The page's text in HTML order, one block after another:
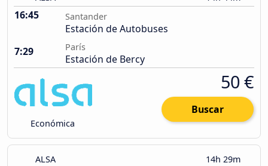
16:45 Santander
Estación de Autobuses
7:29
París
Estación de Bercy
Económica
50 €
Buscar
ALSA 14h 29m